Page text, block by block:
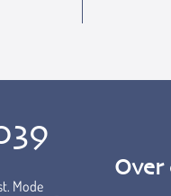
Mode
Over